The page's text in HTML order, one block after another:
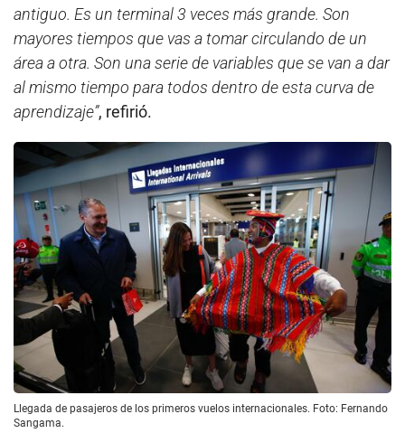
antiguo. Es un terminal 3 veces más grande. Son
mayores tiempos que vas a tomar circulando de un
área a otra. Son una serie de variables que se van a dar
al mismo tiempo para todos dentro de esta curva de
aprendizaje”, refirió.
Llegada de pasajeros de los primeros vuelos internacionales. Foto: Fernando
Sangama.